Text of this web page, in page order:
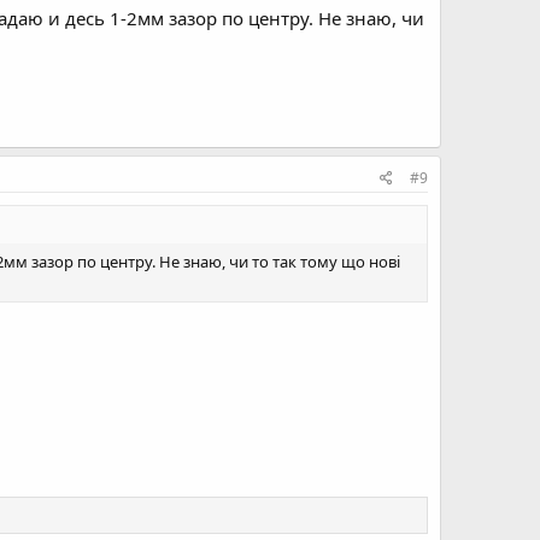
и десь 1-2мм зазор по центру. Не знаю, чи
#9
зазор по центру. Не знаю, чи то так тому що нові